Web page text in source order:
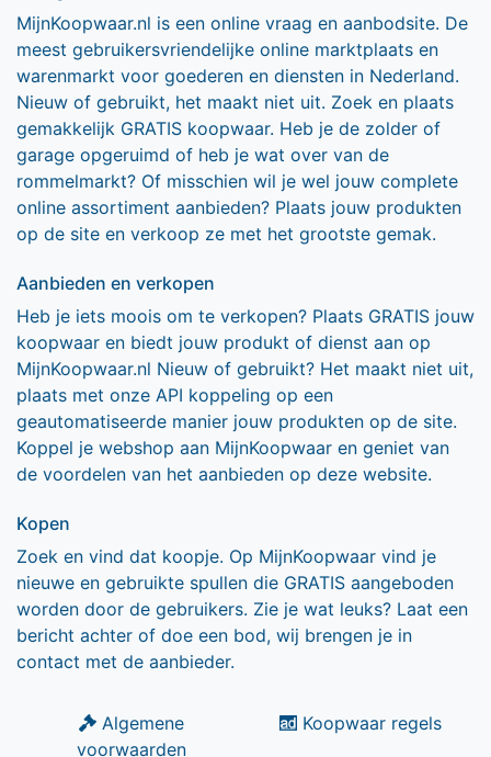
MijnKoopwaar.nl is een online vraag en aanbodsite. De
meest gebruikersvriendelijke online marktplaats en
warenmarkt voor goederen en diensten in Nederland.
Nieuw of gebruikt, het maakt niet uit. Zoek en plaats
gemakkelijk GRATIS koopwaar. Heb je de zolder of
garage opgeruimd of heb je wat over van de
rommelmarkt? Of misschien wil je wel jouw complete
online assortiment aanbieden? Plaats jouw produkten
op de site en verkoop ze met het grootste gemak.
Aanbieden en verkopen
Heb je iets moois om te verkopen? Plaats GRATIS jouw
koopwaar en biedt jouw produkt of dienst aan op
MijnKoopwaar.nl Nieuw of gebruikt? Het maakt niet uit,
plaats met onze API koppeling op een
geautomatiseerde manier jouw produkten op de site.
Koppel je webshop aan MijnKoopwaar en geniet van
de voordelen van het aanbieden op deze website.
Kopen
Zoek en vind dat koopje. Op MijnKoopwaar vind je
nieuwe en gebruikte spullen die GRATIS aangeboden
worden door de gebruikers. Zie je wat leuks? Laat een
bericht achter of doe een bod, wij brengen je in
contact met de aanbieder.
Algemene
voorwaarden
Koopwaar regels